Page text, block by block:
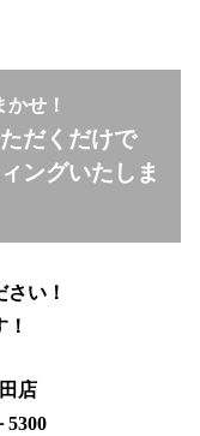
せ！
だくだけで
ングいたしま
い！
店
5300